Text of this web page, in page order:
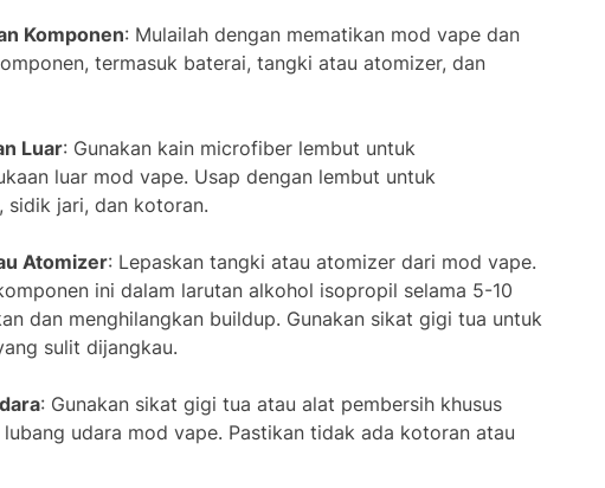
Komponen: Mulailah dengan mematikan mod vape dan
termasuk baterai, tangki atau atomizer, dan
Luar: Gunakan kain microfiber lembut untuk
luar mod vape. Usap dengan lembut untuk
sidik jari, dan kotoran.
Atomizer: Lepaskan tangki atau atomizer dari mod vape.
ini dalam larutan alkohol isopropil selama 5-10
dan menghilangkan buildup. Gunakan sikat gigi tua untuk
sulit dijangkau.
: Gunakan sikat gigi tua atau alat pembersih khusus
udara mod vape. Pastikan tidak ada kotoran atau